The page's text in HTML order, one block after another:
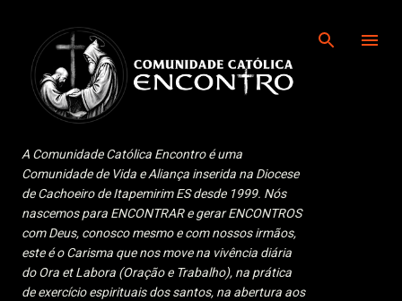
A Comunidade Católica Encontro é uma
Comunidade de Vida e Aliança inserida na Diocese
de Cachoeiro de Itapemirim ES desde 1999. Nós
nascemos para ENCONTRAR e gerar ENCONTROS
com Deus, conosco mesmo e com nossos irmãos,
este é o Carisma que nos move na vivência diária
do Ora et Labora (Oração e Trabalho), na prática
de exercício espirituais dos santos, na abertura aos